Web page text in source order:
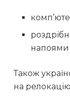
Також
на